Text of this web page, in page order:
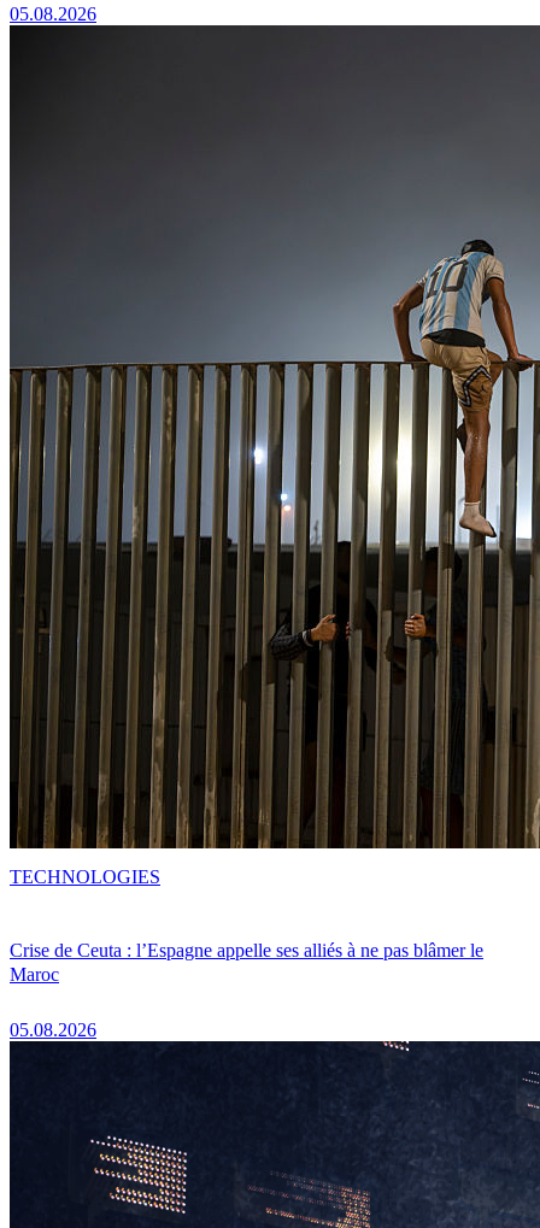
05.08.2026
Crise de Ceuta : l’Espagne appelle ses alliés à ne pas blâmer le
Maroc
05.08.2026
TECHNOLOGIES